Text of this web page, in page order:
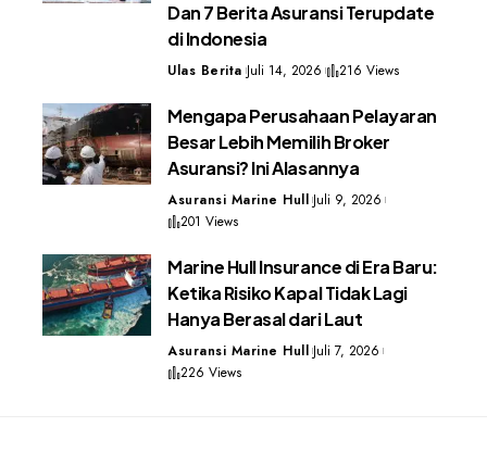
Dan 7 Berita Asuransi Terupdate
di Indonesia
Ulas Berita Juli 14, 2026 216 Views
Mengapa Perusahaan Pelayaran
Besar Lebih Memilih Broker
Asuransi? Ini Alasannya
Asuransi Marine Hull Juli 9, 2026
201 Views
Marine Hull Insurance di Era Baru:
Ketika Risiko Kapal Tidak Lagi
Hanya Berasal dari Laut
Asuransi Marine Hull Juli 7, 2026
226 Views